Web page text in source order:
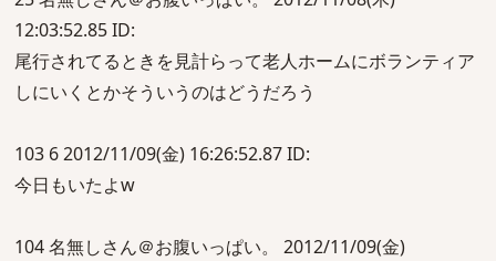
12:03:52.85 ID:
尾行されてるときを見計らって老人ホームにボランティア
しにいくとかそういうのはどうだろう
103 6 2012/11/09(金) 16:26:52.87 ID:
今日もいたよw
104 名無しさん＠お腹いっぱい。 2012/11/09(金)